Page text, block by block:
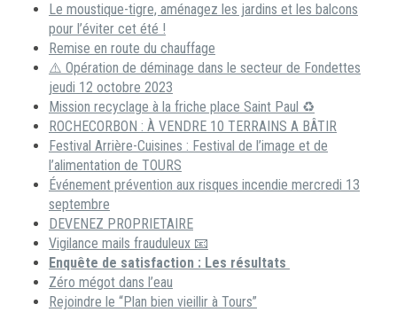
Le moustique-tigre, aménagez les jardins et les balcons
pour l’éviter cet été !
Remise en route du chauffage
⚠️ Opération de déminage dans le secteur de Fondettes
jeudi 12 octobre 2023
Mission recyclage à la friche place Saint Paul ♻️
ROCHECORBON : À VENDRE 10 TERRAINS A BÂTIR
Festival Arrière-Cuisines : Festival de l’image et de
l’alimentation de TOURS
Événement prévention aux risques incendie mercredi 13
septembre
DEVENEZ PROPRIETAIRE
Vigilance mails frauduleux 📧
Enquête de satisfaction : Les résultats
Zéro mégot dans l’eau
Rejoindre le “Plan bien vieillir à Tours”